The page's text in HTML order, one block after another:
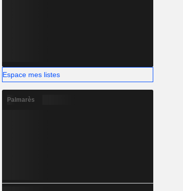
15
Espace mes listes
Palmarès